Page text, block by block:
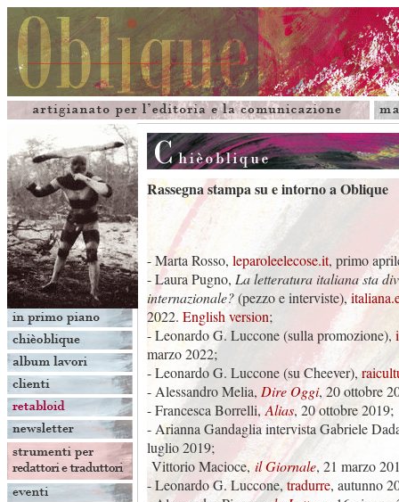
Rassegna stampa su e intorno a Oblique
- Marta Rosso, leparoleelecose.it, primo
- Laura Pugno, La letteratura italiana sta
internazionale?(pezzo e interviste),
2022. English version;
- Leonardo G. Luccone (sulla promozione),
marzo 2022;
- Leonardo G. Luccone (su Cheever),
- Alessandro Melia, Dire Oggi, 20 ottobre
- Francesca Borrelli,Alias, 20 ottobre 2019;
- Arianna Gandaglia intervista Gabriele
luglio 2019;
Vittorio Macioce, il Giornale, 21 marzo
- Leonardo G. Luccone, tradurre, autunno